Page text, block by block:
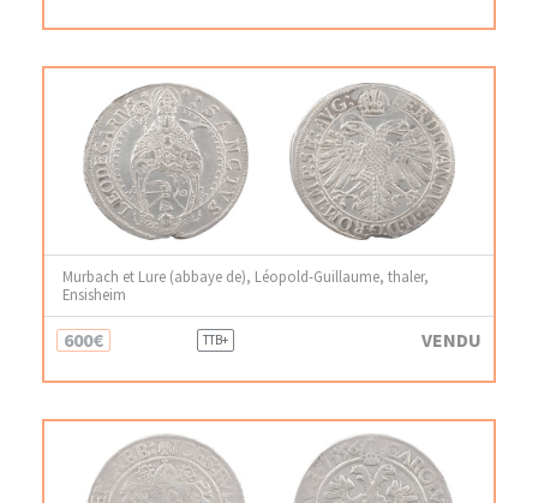
Murbach et Lure (abbaye de), Léopold-Guillaume, thaler,
Ensisheim
600€ TTB+ VENDU